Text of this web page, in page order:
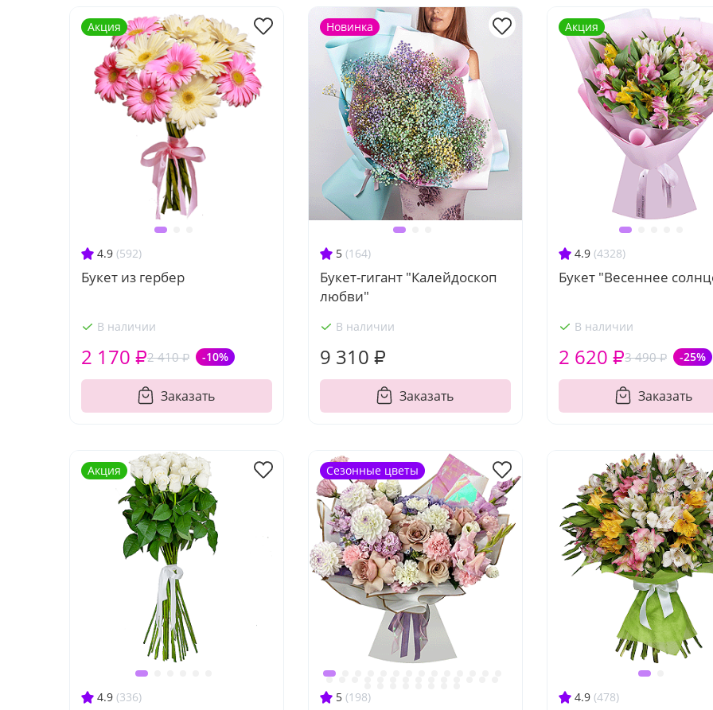
4.9 (592)
Букет из гербер
В наличии
2 410 ₽ -10%
2 170 ₽
Заказать
Акция
5 (164)
Букет-гигант "Калейдоскоп
любви"
В наличии
9 310 ₽
Заказать
Новинка
4.9 (4328)
Букет "Весеннее
В наличии
3 490 ₽ -25%
2 620 ₽
Заказать
Акция
4.9 (336)
Акция
5 (198)
Сезонные цветы
4.9 (478)